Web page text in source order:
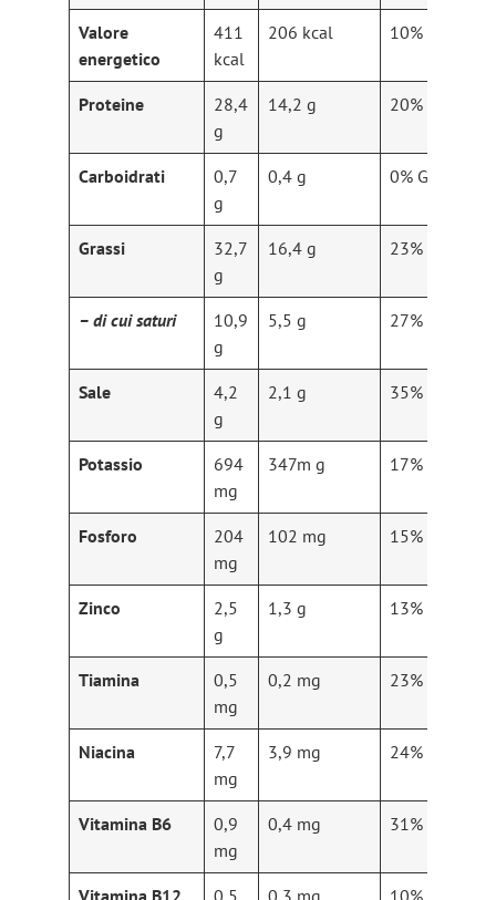
Valore
energetico
411
kcal
206 kcal 10% GDA
Proteine
28,4
g
14,2 g 20% GDA
Carboidrati
0,7
g
0,4 g 0% GDA
Grassi
32,7
g
16,4 g 23% GDA
– di cui saturi
10,9
g
5,5 g 27% GDA
Sale
4,2
g
2,1 g 35% GDA
Potassio
694
mg
347m g 17% RDA
Fosforo
204
mg
102 mg 15% RDA
Zinco
2,5
g
1,3 g 13% RDA
Tiamina
0,5
mg
0,2 mg 23% RDA
Niacina
7,7
mg
3,9 mg 24% RDA
Vitamina B6
0,9
mg
0,4 mg 31% RDA